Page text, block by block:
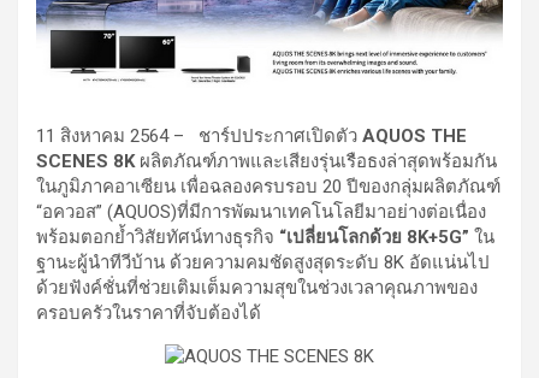
11 สิงหาคม 2564 – ชาร์ปประกาศเปิดตัว AQUOS THE
SCENES 8Kผลิตภัณฑ์ภาพและเสียงรุ่นเรือธงล่าสุดพร้อมกัน
ในภูมิภาคอาเซียน เพื่อฉลองครบรอบ 20 ปีของกลุ่มผลิตภัณฑ์
“อควอส” (AQUOS)ที่มีการพัฒนาเทคโนโลยีมาอย่างต่อเนื่อง
พร้อมตอกย้ำวิสัยทัศน์ทางธุรกิจ “เปลี่ยนโลกด้วย 8K+5G” ใน
ฐานะผู้นำทีวีบ้าน ด้วยความคมชัดสูงสุดระดับ 8K อัดแน่นไป
ด้วยฟังค์ชั่นที่ช่วยเติมเต็มความสุขในช่วงเวลาคุณภาพของ
ครอบครัวในราคาที่จับต้องได้